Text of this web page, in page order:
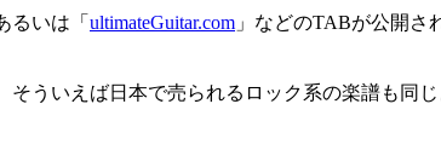
るいは「 ultimateGuitar.com 」などのTABが公開さ
ういえば日本で売られるロック系の楽譜も同